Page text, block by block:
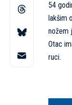
54
lakšim
nožem
Otac
ruci.